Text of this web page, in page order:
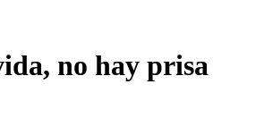
no hay prisa